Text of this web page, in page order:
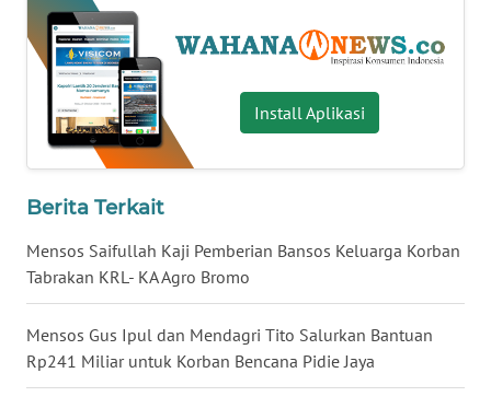
Install Aplikasi
Berita Terkait
Mensos Saifullah Kaji Pemberian Bansos Keluarga Korban
Tabrakan KRL- KA Agro Bromo
Mensos Gus Ipul dan Mendagri Tito Salurkan Bantuan
Rp241 Miliar untuk Korban Bencana Pidie Jaya
BABEL
WN
SUMBAR
WN
WN
BENGKULU
WN
LAMPUNG